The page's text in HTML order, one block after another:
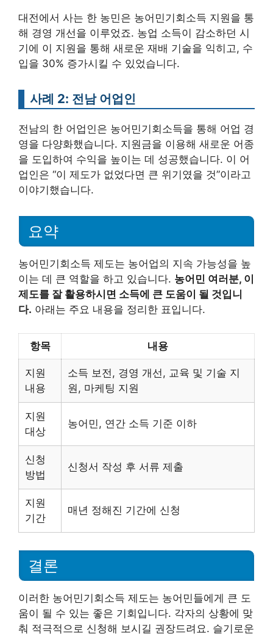
대전에서 사는 한 농민은 농어민기회소득 지원을 통
해 경영 개선을 이루었죠. 농업 소득이 감소하던 시
기에 이 지원을 통해 새로운 재배 기술을 익히고, 수
입을 30% 증가시킬 수 있었습니다.
사례 2: 전남 어업인
전남의 한 어업인은 농어민기회소득을 통해 어업 경
영을 다양화했습니다. 지원금을 이용해 새로운 어종
을 도입하여 수익을 높이는 데 성공했습니다. 이 어
업인은 “이 제도가 없었다면 큰 위기였을 것”이라고
이야기했습니다.
요약
농어민기회소득 제도는 농어업의 지속 가능성을 높
이는 데 큰 역할을 하고 있습니다. 농어민 여러분, 이
제도를 잘 활용하시면 소득에 큰 도움이 될 것입니
다. 아래는 주요 내용을 정리한 표입니다.
항목 내용
지원
내용
소득 보전, 경영 개선, 교육 및 기술 지
원, 마케팅 지원
지원
대상
농어민, 연간 소득 기준 이하
신청
방법
신청서 작성 후 서류 제출
지원
기간
매년 정해진 기간에 신청
결론
이러한 농어민기회소득 제도는 농어민들에게 큰 도
움이 될 수 있는 좋은 기회입니다. 각자의 상황에 맞
춰 적극적으로 신청해 보시길 권장드려요. 슬기로운